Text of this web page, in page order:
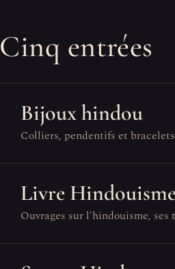
Cinq entrées
Bijoux hindou
Colliers, pendentifs et
Livre Hindouisme
Ouvrages sur l'hindouisme,